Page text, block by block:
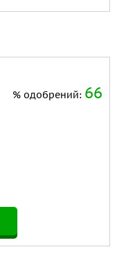
% одобрений: 66